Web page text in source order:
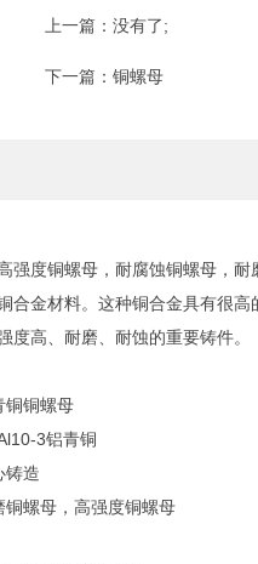
上一篇：没有了;
下一篇： 铜螺母
强度铜螺母，耐腐蚀铜螺母，
合金材料。这种铜合金具有很
度高、耐磨、耐蚀的重要铸件。
铜铜螺母
3铝青铜
铸造
铜螺母，高强度铜螺母